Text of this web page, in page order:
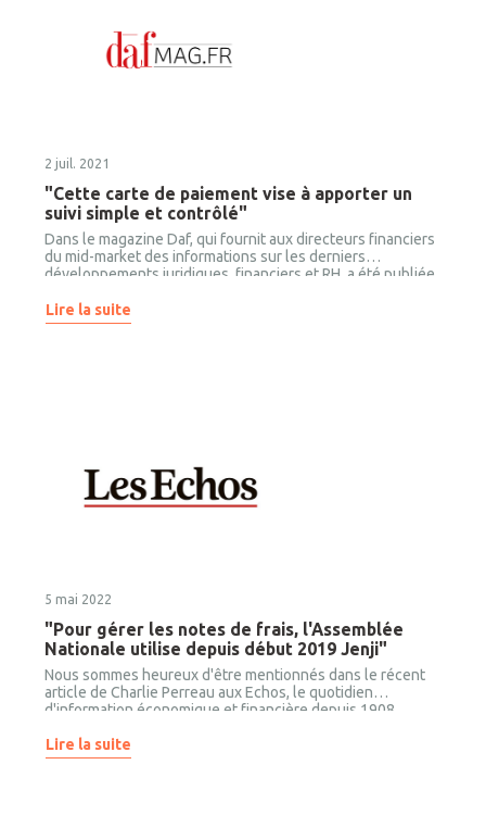
2 juil. 2021
"Cette carte de paiement vise à apporter un
suivi simple et contrôlé"
Dans le magazine Daf, qui fournit aux directeurs financiers
du mid-market des informations sur les derniers
développements juridiques, financiers et RH, a été publiée
Dans cet échange aux côtés du journaliste Florian Langlois,
Pierre Queinnec présente de notre dernier produit : Jenji
Lire la suite
5 mai 2022
"Pour gérer les notes de frais, l'Assemblée
Nationale utilise depuis début 2019 Jenji"
Nous sommes heureux d'être mentionnés dans le récent
article de Charlie Perreau aux Echos, le quotidien
d'information économique et financière depuis 1908.
marché des frais professionnels.
Lire la suite